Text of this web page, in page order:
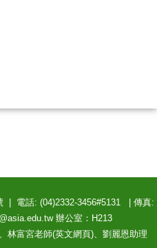
| 電話: (04)2332-3456#5131 | 傳真:
辦公室：H213
林富宮老師(英文網頁)、劉麗恩助理